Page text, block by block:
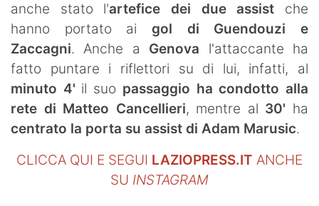
anche stato l'artefice dei due assist che
hanno portato ai gol di Guendouzi e
Zaccagni. Anche a Genova l'attaccante ha
fatto puntare i riflettori su di lui, infatti, al
minuto 4' il suo passaggio ha condotto alla
rete di Matteo Cancellieri, mentre al 30' ha
centrato la porta su assist di Adam Marusic.
CLICCA QUI E SEGUI LAZIOPRESS.IT ANCHE
SU INSTAGRAM